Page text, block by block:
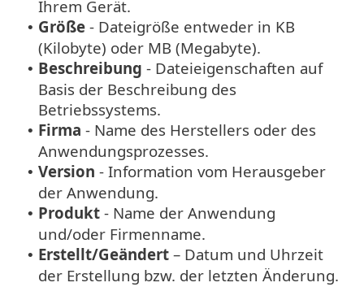
Ihrem Gerät.
• Größe - Dateigröße entweder in KB
(Kilobyte) oder MB (Megabyte).
• Beschreibung - Dateieigenschaften auf
Basis der Beschreibung des
Betriebssystems.
• Firma - Name des Herstellers oder des
Anwendungsprozesses.
• Version - Information vom Herausgeber
der Anwendung.
• Produkt - Name der Anwendung
und/oder Firmenname.
• Erstellt/Geändert – Datum und Uhrzeit
der Erstellung bzw. der letzten Änderung.